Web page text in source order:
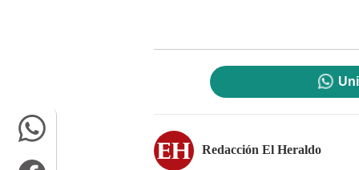
Redacción El Heraldo